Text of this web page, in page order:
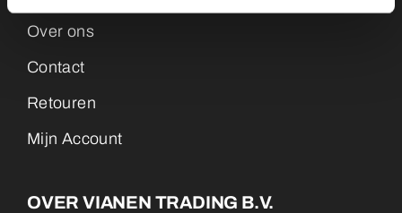
Over ons
Contact
Retouren
Mijn Account
OVER VIANEN TRADING B.V.